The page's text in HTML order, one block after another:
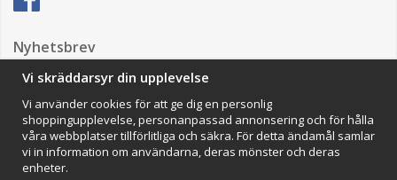
Nyhetsbrev
Impressum
VAMOS Commerce AB
Vi skräddarsyr din upplevelse
Vi använder cookies för att ge dig en personlig
shoppingupplevelse, personanpassad annonsering och för hålla
våra webbplatser tillförlitliga och säkra. För detta ändamål samlar
vi in information om användarna, deras mönster och deras
enheter.